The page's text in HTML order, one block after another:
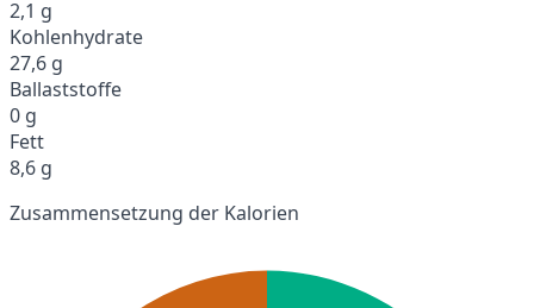
2,1 g
Kohlenhydrate
27,6 g
Ballaststoffe
0 g
Fett
8,6 g
Zusammensetzung der Kalorien